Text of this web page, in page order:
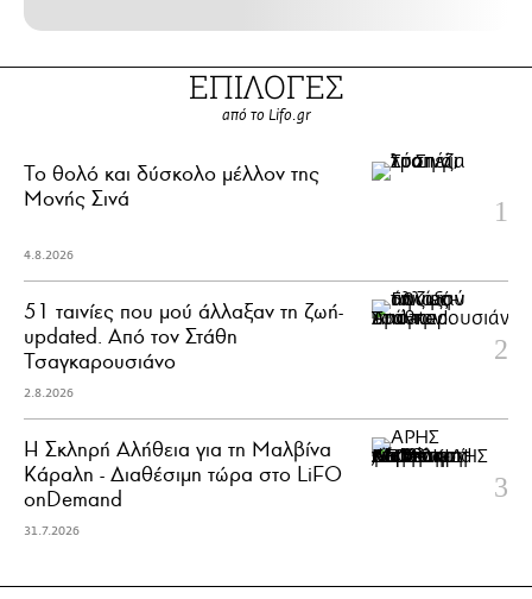
ΕΠΙΛΟΓΕΣ
από το Lifo.gr
Το θολό και δύσκολο μέλλον της
Μονής Σινά
4.8.2026
51 ταινίες που μού άλλαξαν τη ζωή-
updated. Aπό τον Στάθη
Τσαγκαρουσιάνο
2.8.2026
Η Σκληρή Αλήθεια για τη Μαλβίνα
Κάραλη - Διαθέσιμη τώρα στo LiFO
onDemand
31.7.2026